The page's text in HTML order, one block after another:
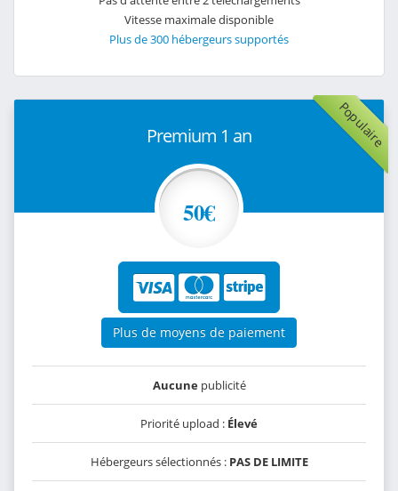
Vitesse maximale disponible
Plus de 300 hébergeurs supportés
Populaire
Premium 1 an
50€
Plus de moyens de paiement
Aucunepublicité
Priorité upload : Élevé
Hébergeurs sélectionnés : PAS DE LIMITE